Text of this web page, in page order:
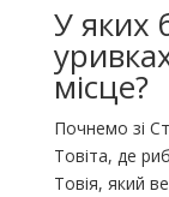
У яких
місце?
Почнемо зі
Товіта, де
Товія, який